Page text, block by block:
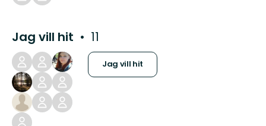
Jag vill hit 11
Jag vill hit